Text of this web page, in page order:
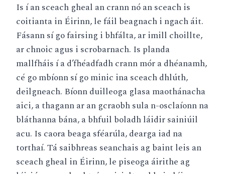
Is í an sceach gheal an crann nó an sceach is
coitianta in Éirinn, le fáil beagnach i ngach áit.
Fásann sí go fairsing i bhfálta, ar imill choillte,
ar chnoic agus i scrobarnach. Is planda
mallfháis í a d’fhéadfadh crann mór a dhéanamh,
cé go mbíonn sí go minic ina sceach dhlúth,
deilgneach. Bíonn duilleoga glasa maothánacha
aici, a thagann ar an gcraobh sula n-osclaíonn na
bláthanna bána, a bhfuil boladh láidir sainiúil
acu. Is caora beaga sféarúla, dearga iad na
torthaí. Tá saibhreas seanchais ag baint leis an
sceach gheal in Éirinn, le piseoga áirithe ag